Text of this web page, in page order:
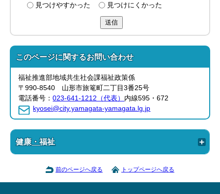
見つけやすかった
見つけにくかった
送信
このページに関するお問い合わせ
福祉推進部地域共生社会課福祉政策係
〒990-8540 山形市旅篭町二丁目3番25号
電話番号：023-641-1212（代表） 内線595・672
kyosei@city.yamagata-yamagata.lg.jp
健康・福祉
前のページへ戻る トップページへ戻る